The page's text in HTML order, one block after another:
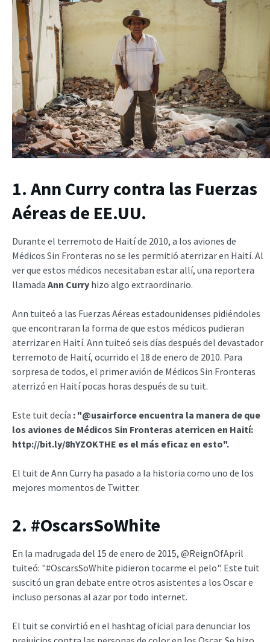
1. Ann Curry contra las Fuerzas
Aéreas de EE.UU.
Durante el terremoto de Haití de 2010, a los aviones de
Médicos Sin Fronteras no se les permitió aterrizar en Haití. Al
ver que estos médicos necesitaban estar allí, una reportera
llamada Ann Curry hizo algo extraordinario.
Ann tuiteó a las Fuerzas Aéreas estadounidenses pidiéndoles
que encontraran la forma de que estos médicos pudieran
aterrizar en Haití. Ann tuiteó seis días después del devastador
terremoto de Haití, ocurrido el 18 de enero de 2010. Para
sorpresa de todos, el primer avión de Médicos Sin Fronteras
aterrizó en Haití pocas horas después de su tuit.
Este tuit decía : "@usairforce encuentra la manera de que
los aviones de Médicos Sin Fronteras aterricen en Haití:
http://bit.ly/8hYZOKTHE es el más eficaz en esto".
El tuit de Ann Curry ha pasado a la historia como uno de los
mejores momentos de Twitter.
2. #OscarsSoWhite
En la madrugada del 15 de enero de 2015, @ReignOfApril
tuiteó: "#OscarsSoWhite pidieron tocarme el pelo". Este tuit
suscitó un gran debate entre otros asistentes a los Oscar e
incluso personas al azar por todo internet.
El tuit se convirtió en el hashtag oficial para denunciar los